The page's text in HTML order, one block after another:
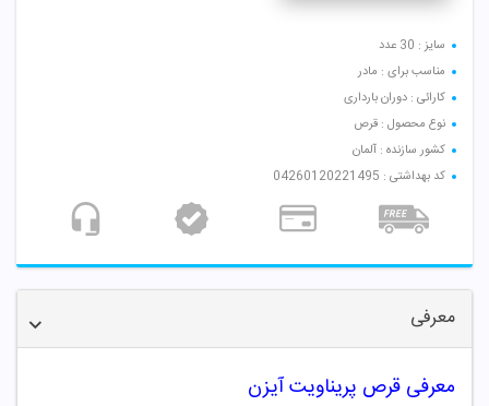
سایز : 30 عدد
مناسب برای : مادر
کارائی : دوران بارداری
نوع محصول : قرص
کشور سازنده : آلمان
کد بهداشتی : 04260120221495
معرفی
معرفی قرص پریناویت آیزن